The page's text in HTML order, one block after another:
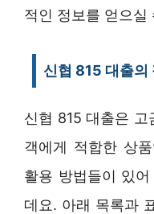
적인 정보를 얻으실
신협 815 대출의
신협 815 대출은 고
객에게 적합한 상
활용 방법들이 있
데요. 아래 목록과